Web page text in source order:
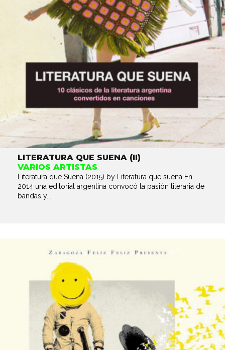
LITERATURA QUE SUENA (II)
VARIOS ARTISTAS
Literatura que Suena (2015) by Literatura que suena En
2014 una editorial argentina convocó la pasión literaria de
bandas y...